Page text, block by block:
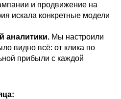
и продвижение на
искала конкретные модели
аналитики. Мы настроили
видно всё: от клика по
прибыли с каждой